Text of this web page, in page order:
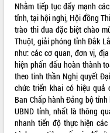
Lắk
Khơi thông điểm nghẽn, đẩy nhanh
giải ngân vốn khắc phục thiên tai
HĐND tỉnh thông qua điều chỉnh
hoạch tỉnh thời kỳ 2021-2030
Hội thảo góp ý hồ sơ điều chỉnh
hoạch tỉnh Đắk Lắk thời kỳ 2021-
tầm nhìn đến năm 2050
Nâng cao hiệu quả hoạt động
doanh nghiệp nhà nước
Nhằm tiếp tục đẩy mạnh
tỉnh, tại hội nghị, Hội đồng
trào thi đua đặc biệt chào
Thuột, giải phóng tỉnh Đắk
như: các cơ quan, đơn vị,
hiện phấn đấu hoàn thành
theo tinh thần Nghị quyết
chức triển khai có hiệu quả
Ban Chấp hành Đảng bộ
UBND tỉnh, nhất là thông
nhanh tiến độ thực hiện